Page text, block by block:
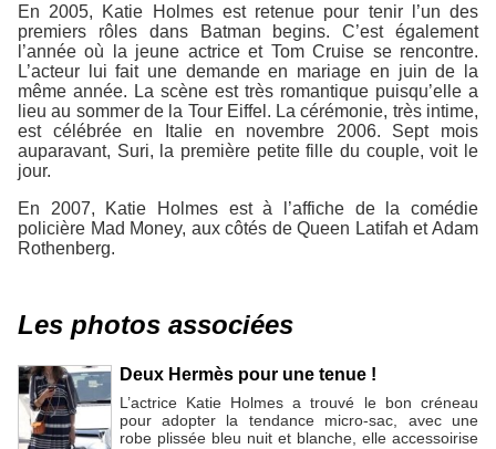
En 2005, Katie Holmes est retenue pour tenir l’un des
premiers rôles dans Batman begins. C’est également
l’année où la jeune actrice et Tom Cruise se rencontre.
L’acteur lui fait une demande en mariage en juin de la
même année. La scène est très romantique puisqu’elle a
lieu au sommer de la Tour Eiffel. La cérémonie, très intime,
est célébrée en Italie en novembre 2006. Sept mois
auparavant, Suri, la première petite fille du couple, voit le
jour.
En 2007, Katie Holmes est à l’affiche de la comédie
policière Mad Money, aux côtés de Queen Latifah et Adam
Rothenberg.
Les photos associées
Deux Hermès pour une tenue !
L’actrice Katie Holmes a trouvé le bon créneau
pour adopter la tendance micro-sac, avec une
robe plissée bleu nuit et blanche, elle accessoirise